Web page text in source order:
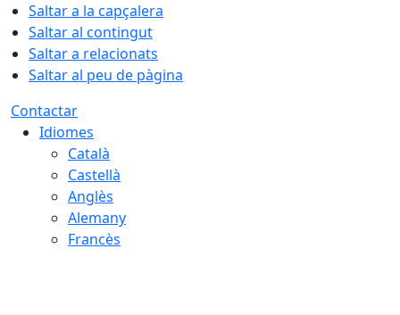
Saltar a la capçalera
Saltar al contingut
Saltar a relacionats
Saltar al peu de pàgina
Contactar
Idiomes
Català
Castellà
Anglès
Alemany
Francès